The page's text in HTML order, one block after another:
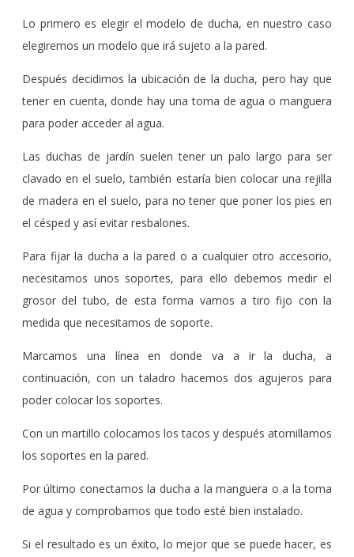
Lo primero es elegir el modelo de ducha, en nuestro caso
elegiremos un modelo que irá sujeto a la pared.
Después decidimos la ubicación de la ducha, pero hay que
tener en cuenta, donde hay una toma de agua o manguera
para poder acceder al agua.
Las duchas de jardín suelen tener un palo largo para ser
clavado en el suelo, también estaría bien colocar una rejilla
de madera en el suelo, para no tener que poner los pies en
el césped y así evitar resbalones.
Para fijar la ducha a la pared o a cualquier otro accesorio,
necesitamos unos soportes, para ello debemos medir el
grosor del tubo, de esta forma vamos a tiro fijo con la
medida que necesitamos de soporte.
Marcamos una línea en donde va a ir la ducha, a
continuación, con un taladro hacemos dos agujeros para
poder colocar los soportes.
Con un martillo colocamos los tacos y después atornillamos
los soportes en la pared.
Por último conectamos la ducha a la manguera o a la toma
de agua y comprobamos que todo esté bien instalado.
Si el resultado es un éxito, lo mejor que se puede hacer, es